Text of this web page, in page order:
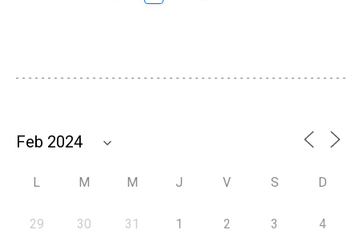
L M M J V S D
29 30 31 1 2 3 4